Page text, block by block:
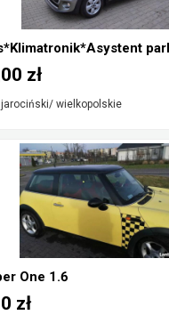
wielkopolskie
zł
One 1.6
zł